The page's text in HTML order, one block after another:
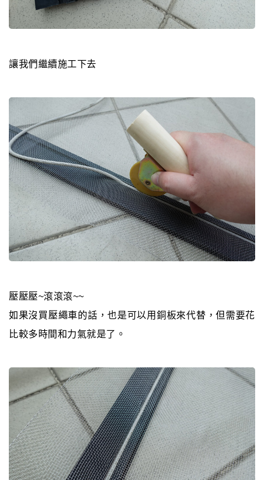
讓我們繼續施工下去
壓壓壓~滾滾滾~~
如果沒買壓繩車的話，也是可以用銅板來代替，但需要花
比較多時間和力氣就是了。